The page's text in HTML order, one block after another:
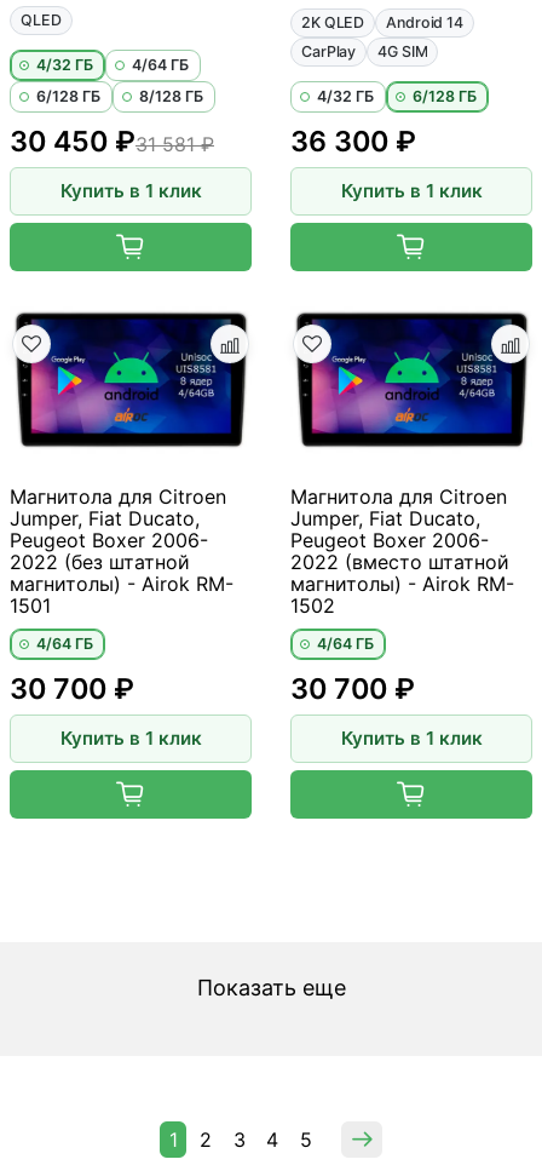
QLED
4/32 ГБ
4/64 ГБ
6/128 ГБ
8/128 ГБ
30 450 ₽31 581 ₽
Купить в 1 клик
2K QLED
Android 14
CarPlay
4G SIM
4/32 ГБ 6/128 ГБ
36 300 ₽
Купить в 1 клик
Магнитола для Citroen
Jumper, Fiat Ducato,
Peugeot Boxer 2006-
2022 (без штатной
магнитолы) - Airok RM-
1501
4/64 ГБ
30 700 ₽
Купить в 1 клик
Магнитола для Citroen
Jumper, Fiat Ducato,
Peugeot Boxer 2006-
2022 (вместо штатной
магнитолы) - Airok RM-
1502
4/64 ГБ
30 700 ₽
Купить в 1 клик
Показать еще
1 2 3 4 5